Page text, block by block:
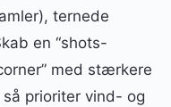
ternede
en “shots-
med stærkere
prioriter vind- og